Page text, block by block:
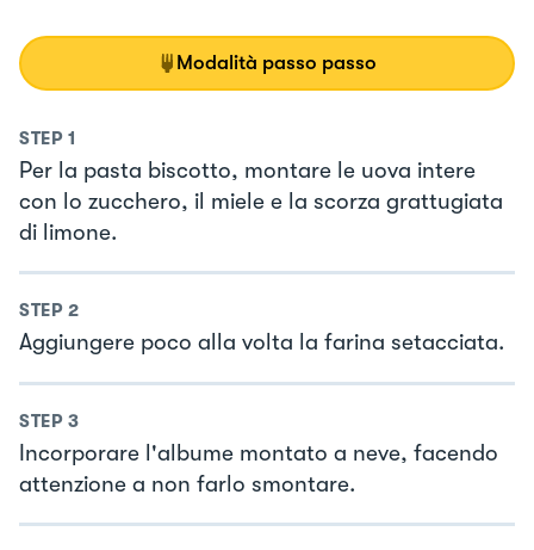
Modalità passo passo
STEP 1
Per la pasta biscotto, montare le uova intere
con lo zucchero, il miele e la scorza grattugiata
di limone.
STEP 2
Aggiungere poco alla volta la farina setacciata.
STEP 3
Incorporare l'albume montato a neve, facendo
attenzione a non farlo smontare.